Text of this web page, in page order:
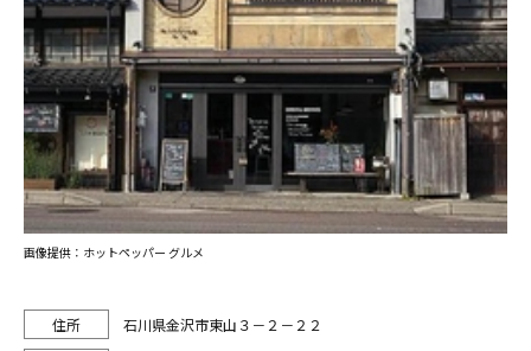
石川県金沢市東山３－２－２２
画像提供：ホットペッパー グルメ